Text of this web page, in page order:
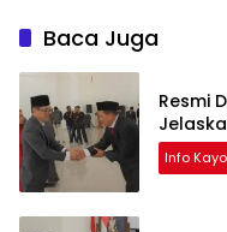
Baca Juga
Resmi
Info